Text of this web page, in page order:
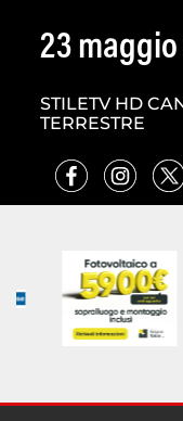
23 maggio
STILETV HD
TERRESTRE